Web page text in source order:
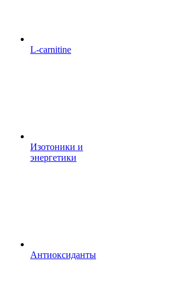
L-carnitine
Изотоники и
энергетики
Антиоксиданты